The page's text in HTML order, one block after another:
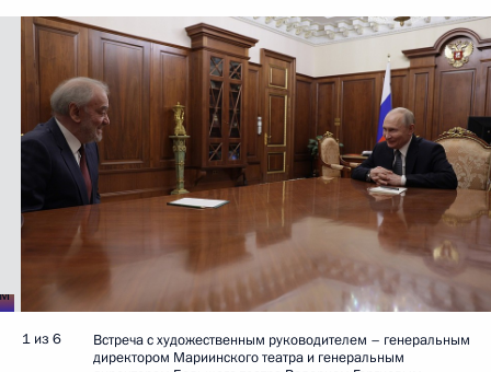
1 из 6
Встреча с художественным руководителем – генеральным
директором Мариинского театра и генеральным